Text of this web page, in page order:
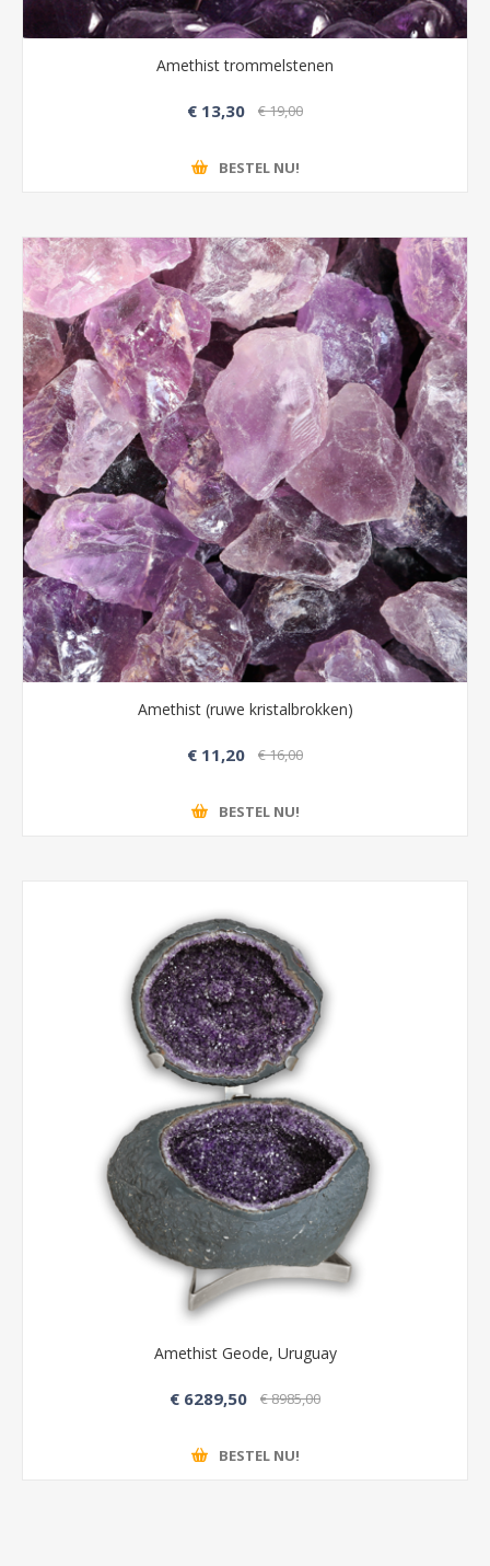
Amethist trommelstenen
€ 13,30 € 19,00
BESTEL NU!
Amethist (ruwe kristalbrokken)
€ 11,20 € 16,00
BESTEL NU!
Amethist Geode, Uruguay
€ 6289,50 € 8985,00
BESTEL NU!